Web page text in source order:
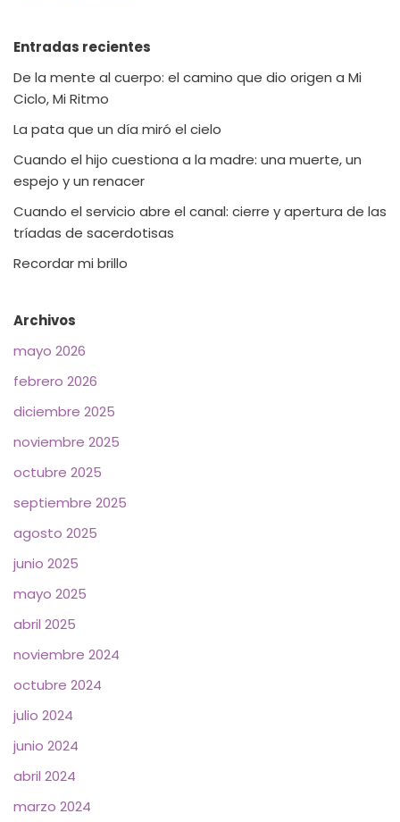
Entradas recientes
De la mente al cuerpo: el camino que dio origen a Mi
Ciclo, Mi Ritmo
La pata que un día miró el cielo
Cuando el hijo cuestiona a la madre: una muerte, un
espejo y un renacer
Cuando el servicio abre el canal: cierre y apertura de las
tríadas de sacerdotisas
Recordar mi brillo
Archivos
mayo 2026
febrero 2026
diciembre 2025
noviembre 2025
octubre 2025
septiembre 2025
agosto 2025
junio 2025
mayo 2025
abril 2025
noviembre 2024
octubre 2024
julio 2024
junio 2024
abril 2024
marzo 2024